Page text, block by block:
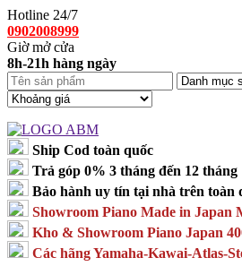
Hotline 24/7
0902008999
Giờ mở cửa
8h-21h hàng ngày
Ship Cod toàn quốc
Trả góp 0% 3 tháng đến 12 tháng
Bảo hành uy tín tại nhà trên toàn
Showroom Piano Made in Japan
Kho & Showroom Piano Japan
Các hãng Yamaha-Kawai-Atlas-